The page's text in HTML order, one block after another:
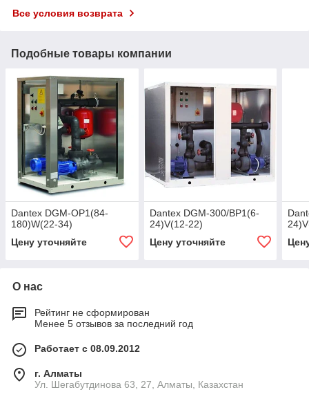
Все условия возврата
Подобные товары компании
Dantex DGM-OP1(84-
180)W(22-34)
Цену уточняйте
Dantex DGM-300/BP1(6-
24)V(12-22)
Цену уточняйте
О нас
Рейтинг не сформирован
Менее 5 отзывов за последний год
Работает с 08.09.2012
г. Алматы
Ул. Шегабутдинова 63, 27, Алматы, Казахстан